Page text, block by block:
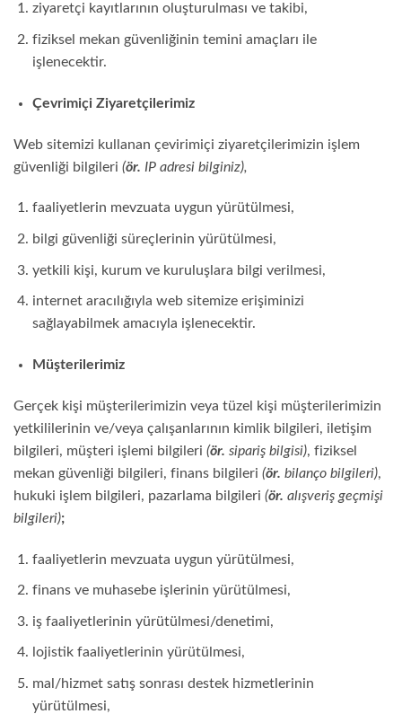
ziyaretçi kayıtlarının oluşturulması ve takibi,
fiziksel mekan güvenliğinin temini amaçları ile
işlenecektir.
Çevrimiçi Ziyaretçilerimiz
Web sitemizi kullanan çevirimiçi ziyaretçilerimizin işlem
güvenliği bilgileri (ör. IP adresi bilginiz),
faaliyetlerin mevzuata uygun yürütülmesi,
bilgi güvenliği süreçlerinin yürütülmesi,
yetkili kişi, kurum ve kuruluşlara bilgi verilmesi,
internet aracılığıyla web sitemize erişiminizi
sağlayabilmek amacıyla işlenecektir.
Müşterilerimiz
Gerçek kişi müşterilerimizin veya tüzel kişi müşterilerimizin
yetkililerinin ve/veya çalışanlarının kimlik bilgileri, iletişim
bilgileri, müşteri işlemi bilgileri (ör. sipariş bilgisi), fiziksel
mekan güvenliği bilgileri, finans bilgileri (ör. bilanço bilgileri),
hukuki işlem bilgileri, pazarlama bilgileri (ör. alışveriş geçmişi
bilgileri);
faaliyetlerin mevzuata uygun yürütülmesi,
finans ve muhasebe işlerinin yürütülmesi,
iş faaliyetlerinin yürütülmesi/denetimi,
lojistik faaliyetlerinin yürütülmesi,
mal/hizmet satış sonrası destek hizmetlerinin
yürütülmesi,